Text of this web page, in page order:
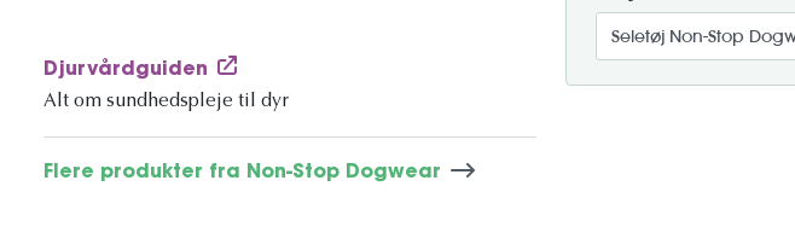
Djurvårdguiden
Alt om sundhedspleje til dyr
Flere produkter fra Non-Stop Dogwear